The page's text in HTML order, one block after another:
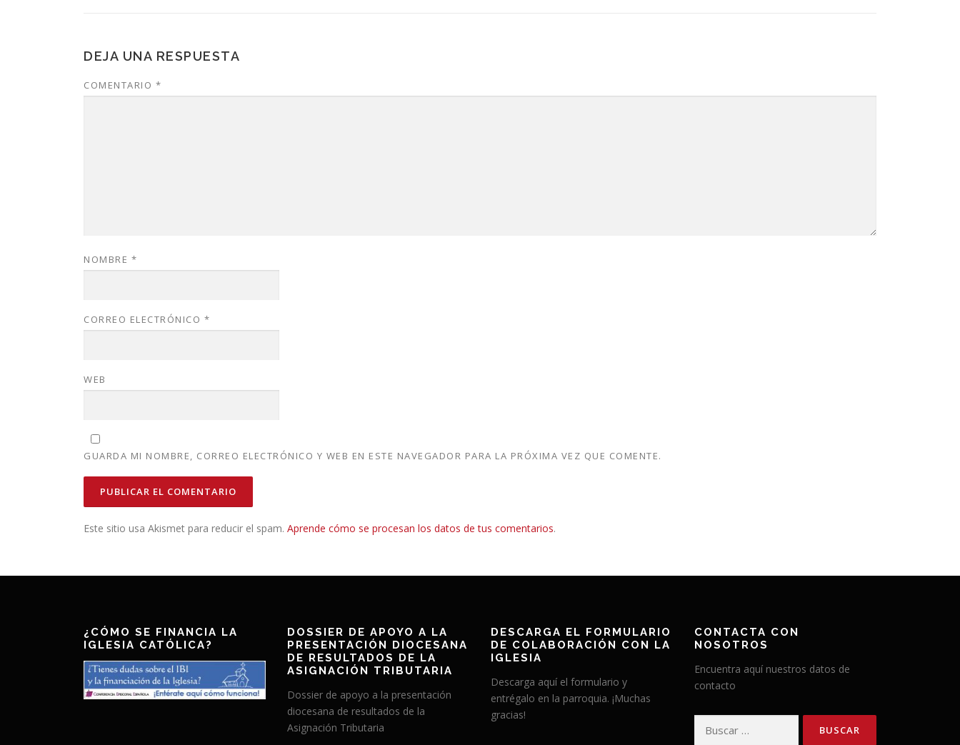
DEJA UNA RESPUESTA
COMENTARIO *
NOMBRE *
CORREO ELECTRÓNICO *
WEB
GUARDA MI NOMBRE, CORREO ELECTRÓNICO Y WEB EN ESTE NAVEGADOR PARA LA PRÓXIMA VEZ QUE COMENTE.
Este sitio usa Akismet para reducir el spam. Aprende cómo se procesan los datos de tus comentarios.
¿CÓMO SE FINANCIA LA
IGLESIA CATÓLICA?
DOSSIER DE APOYO A LA
PRESENTACIÓN DIOCESANA
DE RESULTADOS DE LA
ASIGNACIÓN TRIBUTARIA
Dossier de apoyo a la presentación
diocesana de resultados de la
Asignación Tributaria
DESCARGA EL FORMULARIO
DE COLABORACIÓN CON LA
IGLESIA
Descarga aquí el formulario y
entrégalo en la parroquia. ¡Muchas
gracias!
CONTACTA CON
NOSOTROS
Encuentra aquí nuestros datos de
contacto